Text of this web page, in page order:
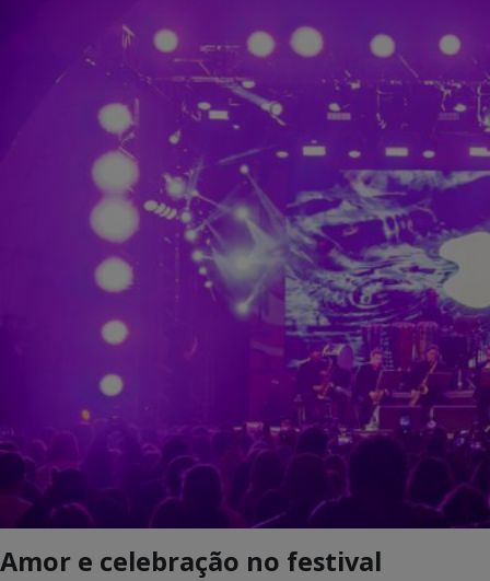
Amor e celebração no festival